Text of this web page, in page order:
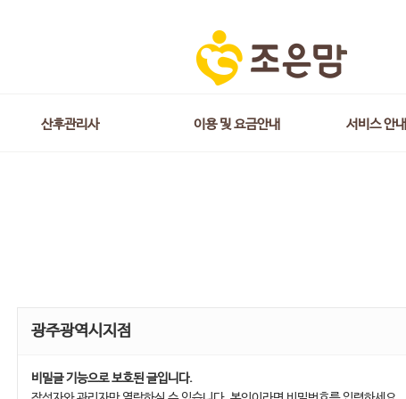
산후관리사 이용 및 요금안내 서비스 안내
광주광역시지점
비밀글 기능으로 보호된 글입니다.